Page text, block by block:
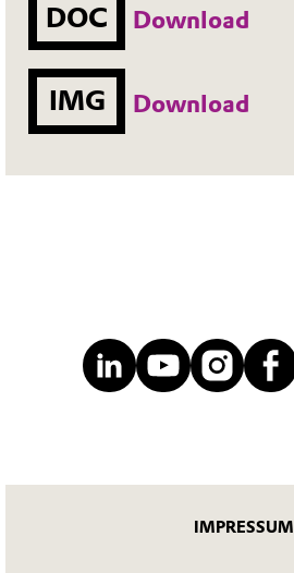
DOC Download
IMG Download
IMPRESSUM